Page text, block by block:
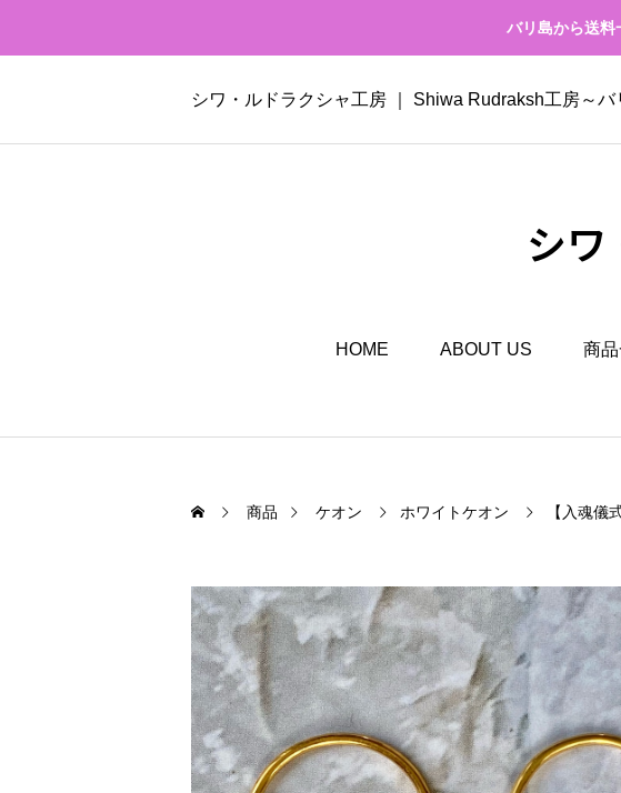
バリ島から送料
シワ・ルドラクシャ工房 ｜ Shiwa Rudraksh工房～
シ
HOME ABOUT US 商
商品 ケオン ホワイトケオン 【入魂儀